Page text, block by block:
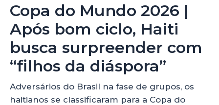
Copa do Mundo 2026 |
Após bom ciclo, Haiti
busca surpreender com
“filhos da diáspora”
Adversários do Brasil na fase de grupos, os
haitianos se classificaram para a Copa do